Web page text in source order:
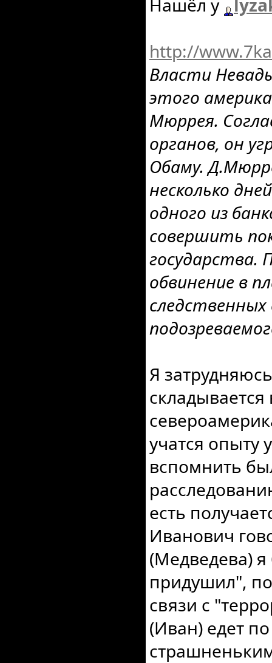
Нашёл у
http://
Власти
этого
Мюррея.
органов, он
Обаму.
несколько
одного из
совершить
государства.
обвинение в
Я
учатся опыту
вспомнить
есть
Иванович
(Медведева)
придушил",
связи с
(Иван) едет